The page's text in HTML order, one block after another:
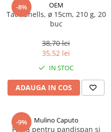
Uleiuri speciale/presate la rece
Ulei de masline extravirgin
Ulei Gewurzgarten
Ulei Huilerie Beaujolaise
Ulei Huileries du Berry
Uleiuri aromatizate
Ulei Wiberg Gastro
-8% OEM
Taco Shells, ø 15cm, 210 g, 20
buc
38,70 lei
35,52 lei
IN STOC
ADAUGA IN COS
-9% Mulino Caputo
Faina pentru pandispan si